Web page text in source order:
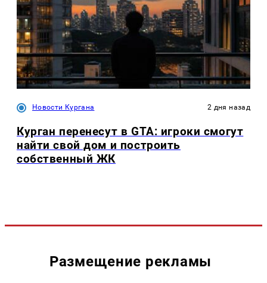
Новости Кургана 2 дня назад
Курган перенесут в GTA: игроки смогут
найти свой дом и построить
собственный ЖК
Размещение рекламы